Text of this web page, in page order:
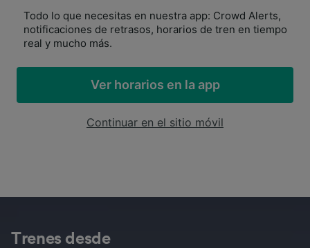
Todo lo que necesitas en nuestra app: Crowd Alerts,
notificaciones de retrasos, horarios de tren en tiempo
real y mucho más.
Ver horarios en la app
Continuar en el sitio móvil
Trenes desde